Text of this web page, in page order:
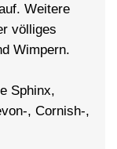
Weitere
völliges
Wimpern.
Sphinx,
, Cornish-,